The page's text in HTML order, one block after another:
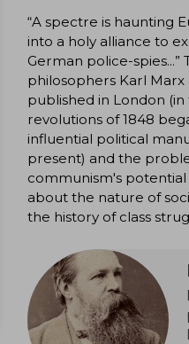
“A spectre is haunting
into a holy alliance to
German police-
philosophers Karl
published in London
revolutions of 1848
influential political
present) and the
communism's
about the nature of
the history of class